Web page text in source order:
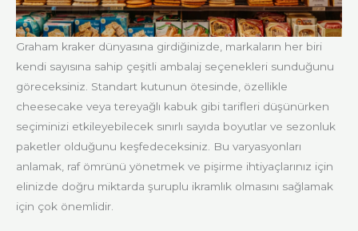
Graham kraker dünyasına girdiğinizde, markaların her biri
kendi sayısına sahip çeşitli ambalaj seçenekleri sunduğunu
göreceksiniz. Standart kutunun ötesinde, özellikle
cheesecake veya tereyağlı kabuk gibi tarifleri düşünürken
seçiminizi etkileyebilecek sınırlı sayıda boyutlar ve sezonluk
paketler olduğunu keşfedeceksiniz. Bu varyasyonları
anlamak, raf ömrünü yönetmek ve pişirme ihtiyaçlarınız için
elinizde doğru miktarda şuruplu ikramlık olmasını sağlamak
için çok önemlidir.